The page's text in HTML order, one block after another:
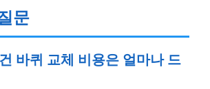
문
바퀴 교체 비용은 얼마나 드